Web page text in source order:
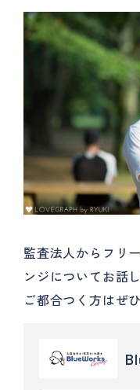
監査法人からフリ
ンジについてお話
ご都合つく方はぜ